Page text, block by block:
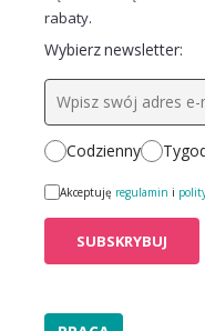
rabaty.
Wybierz newsletter:
Codzienny
Akceptuję regulamin i